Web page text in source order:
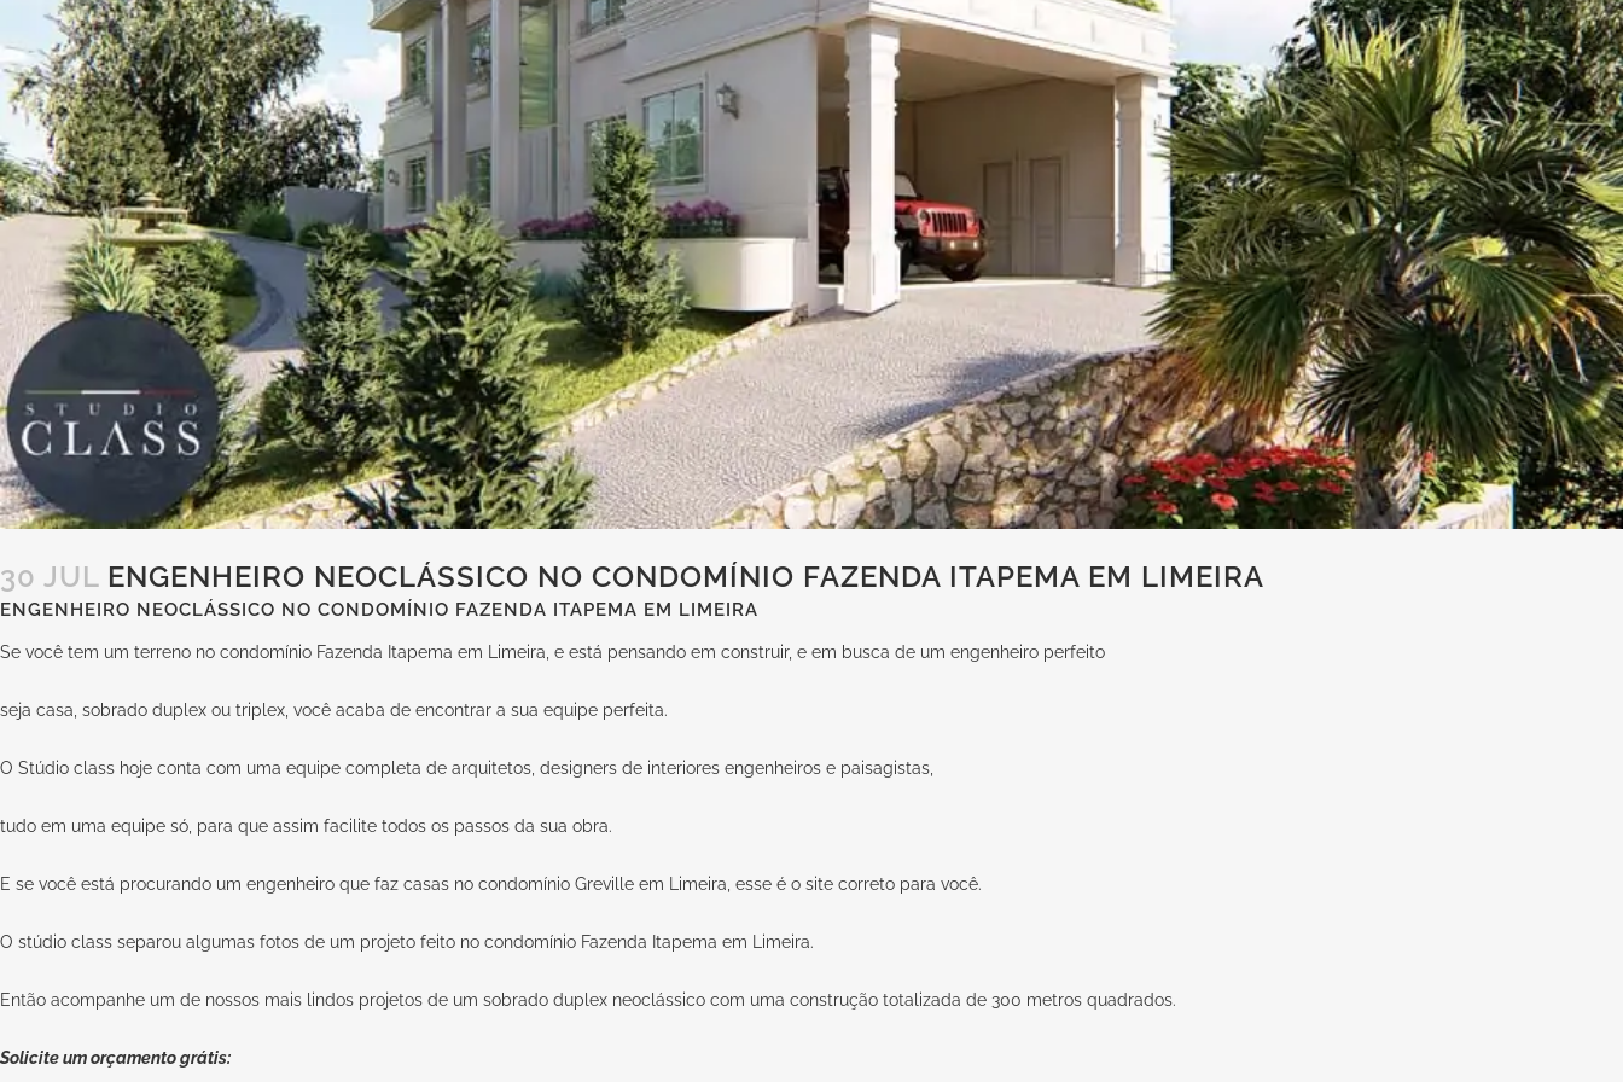
30 JUL ENGENHEIRO NEOCLÁSSICO NO CONDOMÍNIO FAZENDA ITAPEMA EM LIMEIRA
ENGENHEIRO NEOCLÁSSICO NO CONDOMÍNIO FAZENDA ITAPEMA EM LIMEIRA
Se você tem um terreno no condomínio Fazenda Itapema em Limeira, e está pensando em construir, e em busca de um engenheiro perfeito
seja casa, sobrado duplex ou triplex, você acaba de encontrar a sua equipe perfeita.
O Stúdio class hoje conta com uma equipe completa de arquitetos, designers de interiores engenheiros e paisagistas,
tudo em uma equipe só, para que assim facilite todos os passos da sua obra.
E se você está procurando um engenheiro que faz casas no condomínio Greville em Limeira, esse é o site correto para você.
O stúdio class separou algumas fotos de um projeto feito no condomínio Fazenda Itapema em Limeira.
Então acompanhe um de nossos mais lindos projetos de um sobrado duplex neoclássico com uma construção totalizada de 300 metros quadrados.
Solicite um orçamento grátis: